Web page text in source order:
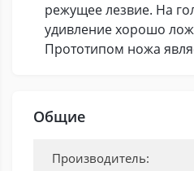
режущее лезвие. На
удивление хорошо
Прототипом ножа
Общие
Производитель: